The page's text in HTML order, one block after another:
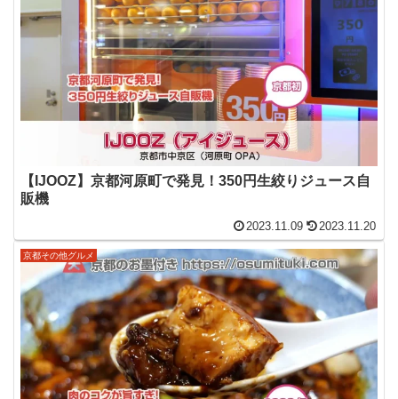
【IJOOZ】京都河原町で発見！350円生絞りジュース自
販機
2023.11.09 2023.11.20
京都その他グルメ